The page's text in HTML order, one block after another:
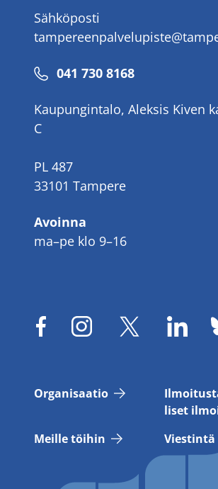
Sähköposti
Puhelinnumero
041 730 8168
Kaupungintalo, Aleksis Kiven
C
PL 487
33101 Tampere
Avoinna
ma–pe klo 9–16
Or­ga­ni­saa­tio
li­set
Meil­le töi­hin
Vies­tin­tä